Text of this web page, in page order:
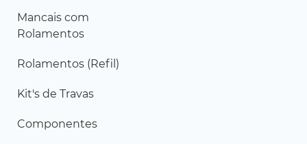
Mancais com
Rolamentos
Rolamentos (Refil)
Kit's de Travas
Componentes